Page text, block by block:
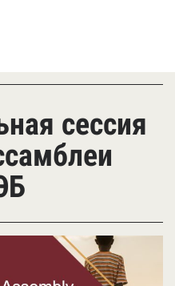
сессия